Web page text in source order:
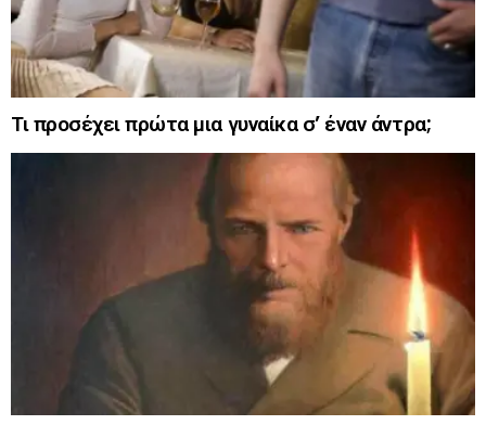
Τι προσέχει πρώτα μια γυναίκα σ’ έναν άντρα;